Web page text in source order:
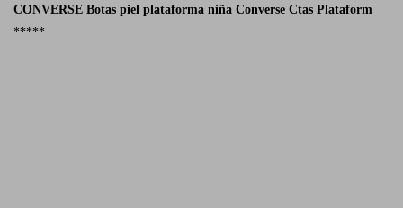
CONVERSE Botas piel plataforma niña Converse Ctas Plataform
*****